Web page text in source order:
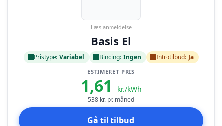
Læs anmeldelse
Basis El
Pristype: Variabel Binding: Ingen Introtilbud: Ja
ESTIMERET PRIS
1,61 kr./kWh
538 kr. pr. måned
Gå til tilbud